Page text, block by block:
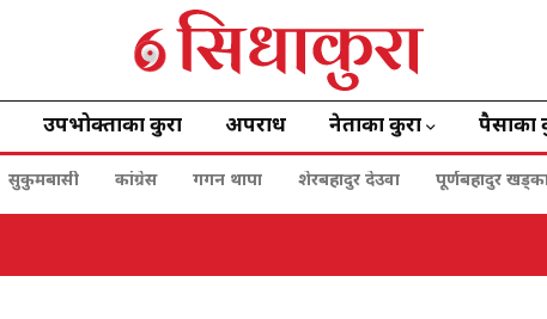
उपभोक्ताका कुरा अपराध नेताका कुरा पैसाका
सुकुमबासी कांग्रेस गगन थापा शेरबहादुर देउवा पूर्णबहादुर